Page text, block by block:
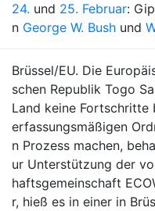
24. und 25. Februar:
n George W. Bush und
Brüssel/EU. Die
schen Republik Togo
Land keine Fortschritte
erfassungsmäßigen
n Prozess machen,
ur Unterstützung der
haftsgemeinschaft
r, hieß es in einer in